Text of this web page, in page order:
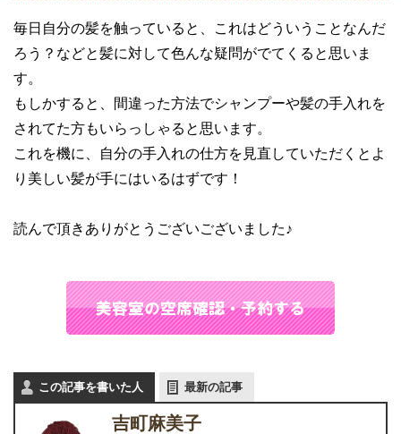
毎日自分の髪を触っていると、これはどういうことなんだ
ろう？などと髪に対して色んな疑問がでてくると思いま
す。
もしかすると、間違った方法でシャンプーや髪の手入れを
されてた方もいらっしゃると思います。
これを機に、自分の手入れの仕方を見直していただくとよ
り美しい髪が手にはいるはずです！
読んで頂きありがとうございございました♪
この記事を書いた人 最新の記事
吉町麻美子